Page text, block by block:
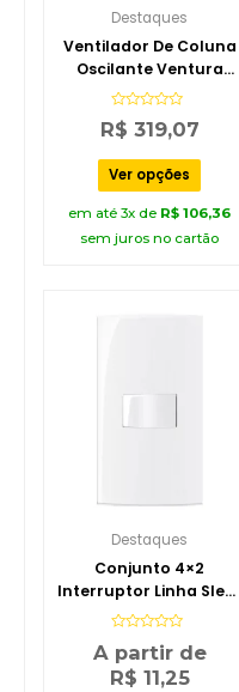
Destaques
Ventilador De Coluna
Oscilante Ventura
Bivolt 60Cm Ventidelta
Avaliação
0
5
R$ 319,07
Ver opções
em até 3x de R$ 106,36
sem juros no cartão
Destaques
Conjunto 4×2
Interruptor Linha Sleek
Margirius
Avaliação
0
de
5
A partir de
R$ 11,25